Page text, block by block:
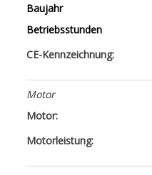
Baujahr
Betriebsstunden
CE-Kennzeichnung:
Motor
Motor:
Motorleistung: